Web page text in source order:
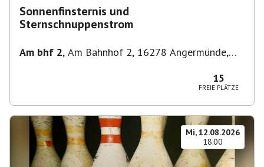
Sonnenfinsternis und
Sternschnuppenstrom
Am bhf 2, Am Bahnhof 2, 16278 Angermünde,
15
FREIE PLÄTZE
Mi, 12.08.2026
18:00